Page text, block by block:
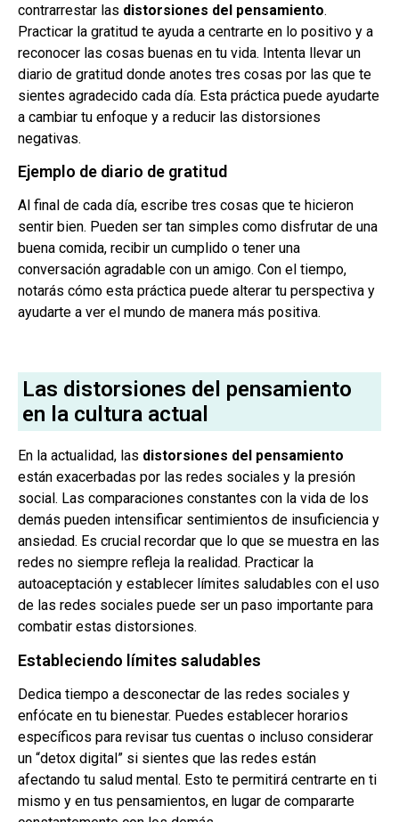
contrarrestar las distorsiones del pensamiento.
Practicar la gratitud te ayuda a centrarte en lo positivo y a
reconocer las cosas buenas en tu vida. Intenta llevar un
diario de gratitud donde anotes tres cosas por las que te
sientes agradecido cada día. Esta práctica puede ayudarte
a cambiar tu enfoque y a reducir las distorsiones
negativas.
Ejemplo de diario de gratitud
Al final de cada día, escribe tres cosas que te hicieron
sentir bien. Pueden ser tan simples como disfrutar de una
buena comida, recibir un cumplido o tener una
conversación agradable con un amigo. Con el tiempo,
notarás cómo esta práctica puede alterar tu perspectiva y
ayudarte a ver el mundo de manera más positiva.
Las distorsiones del pensamiento
en la cultura actual
En la actualidad, las distorsiones del pensamiento
están exacerbadas por las redes sociales y la presión
social. Las comparaciones constantes con la vida de los
demás pueden intensificar sentimientos de insuficiencia y
ansiedad. Es crucial recordar que lo que se muestra en las
redes no siempre refleja la realidad. Practicar la
autoaceptación y establecer límites saludables con el uso
de las redes sociales puede ser un paso importante para
combatir estas distorsiones.
Estableciendo límites saludables
Dedica tiempo a desconectar de las redes sociales y
enfócate en tu bienestar. Puedes establecer horarios
específicos para revisar tus cuentas o incluso considerar
un “detox digital” si sientes que las redes están
afectando tu salud mental. Esto te permitirá centrarte en ti
mismo y en tus pensamientos, en lugar de compararte